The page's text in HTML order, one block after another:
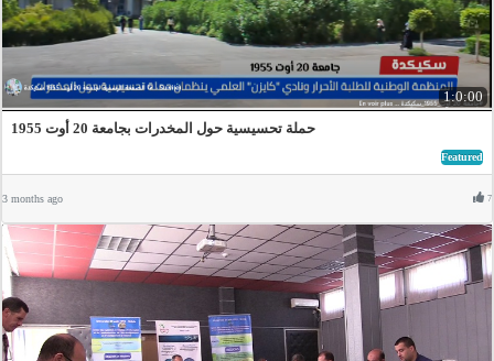
1:0:00
حملة تحسيسية حول المخدرات بجامعة 20 أوت 1955
Featured
3 months ago 7